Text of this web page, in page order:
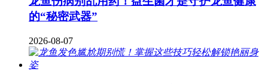
的“秘密武器”
2026-08-07